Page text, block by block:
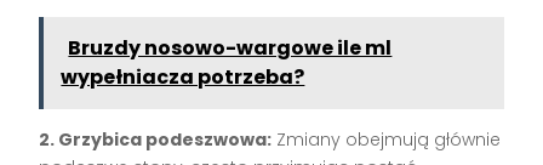
Bruzdy nosowo-wargowe ile ml
wypełniacza potrzeba?
2. Grzybica podeszwowa: Zmiany obejmują głównie